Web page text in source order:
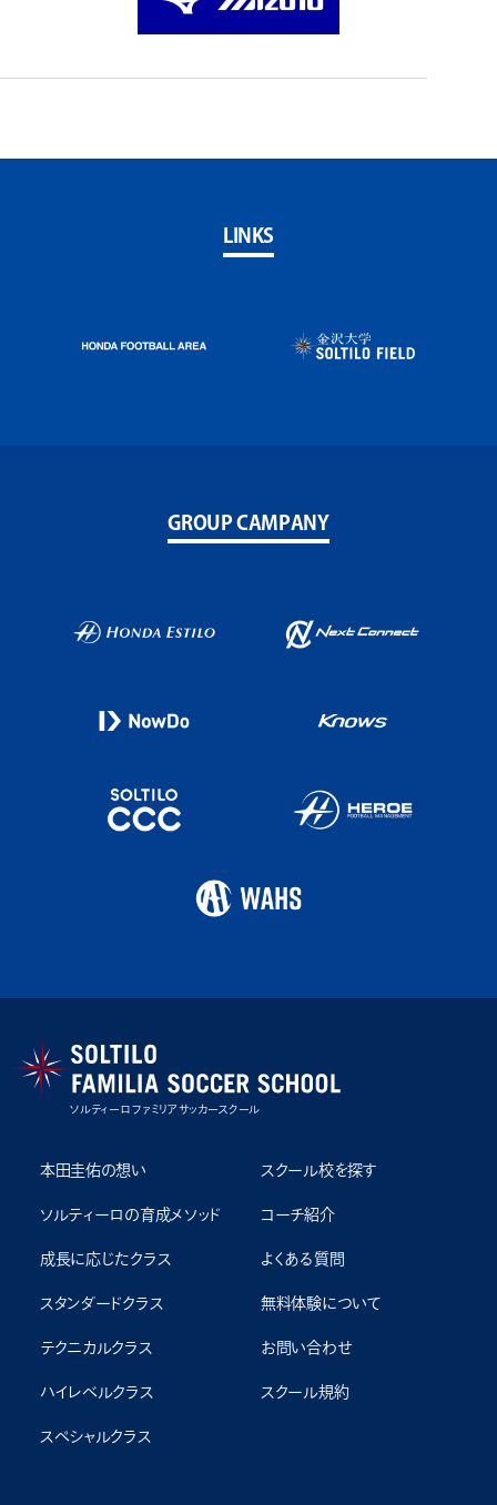
LINKS
GROUP CAMPANY
ソルティーロ ファミリア サッカースクール
本田圭佑の想い
ソルティーロの育成メソッド
成⻑に応じたクラス
スタンダードクラス
テクニカルクラス
ハイレベルクラス
スペシャルクラス
スクール校を探す
コーチ紹介
よくある質問
無料体験について
お問い合わせ
スクール規約